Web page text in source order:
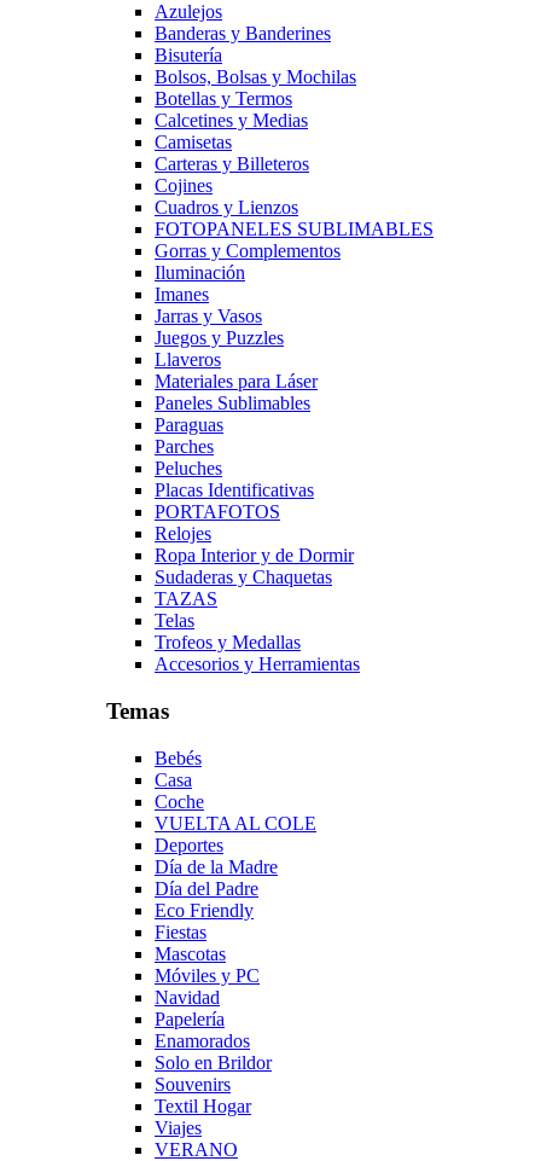
Azulejos
Banderas y Banderines
Bisutería
Bolsos, Bolsas y Mochilas
Botellas y Termos
Calcetines y Medias
Camisetas
Carteras y Billeteros
Cojines
Cuadros y Lienzos
FOTOPANELES SUBLIMABLES
Gorras y Complementos
Iluminación
Imanes
Jarras y Vasos
Juegos y Puzzles
Llaveros
Materiales para Láser
Paneles Sublimables
Paraguas
Parches
Peluches
Placas Identificativas
PORTAFOTOS
Relojes
Ropa Interior y de Dormir
Sudaderas y Chaquetas
TAZAS
Telas
Trofeos y Medallas
Accesorios y Herramientas
Temas
Bebés
Casa
Coche
VUELTA AL COLE
Deportes
Día de la Madre
Día del Padre
Eco Friendly
Fiestas
Mascotas
Móviles y PC
Navidad
Papelería
Enamorados
Solo en Brildor
Souvenirs
Textil Hogar
Viajes
VERANO